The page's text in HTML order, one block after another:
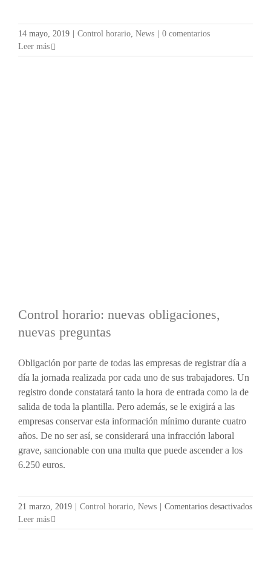
14 mayo, 2019 Control horario, News
0 comentarios
Leer más
Control horario: nuevas obligaciones,
nuevas preguntas
Obligación por parte de todas las empresas de registrar día a
día la jornada realizada por cada uno de sus trabajadores. Un
registro donde constatará tanto la hora de entrada como la de
salida de toda la plantilla. Pero además, se le exigirá a las
empresas conservar esta información mínimo durante cuatro
años. De no ser así, se considerará una infracción laboral
grave, sancionable con una multa que puede ascender a los
6.250 euros.
21 marzo, 2019 | Control horario News | Comentarios desactivadosen
Leer más